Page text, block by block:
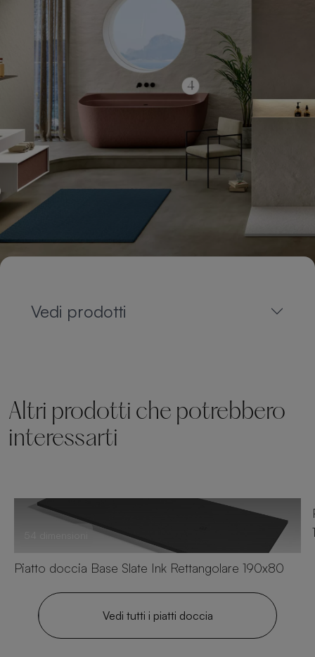
Vedi prodotti
Altri prodotti che potrebbero
interessarti
Piatto doccia Base Slate Ink Rettangolare 190x80
Vedi tutti i piatti doccia